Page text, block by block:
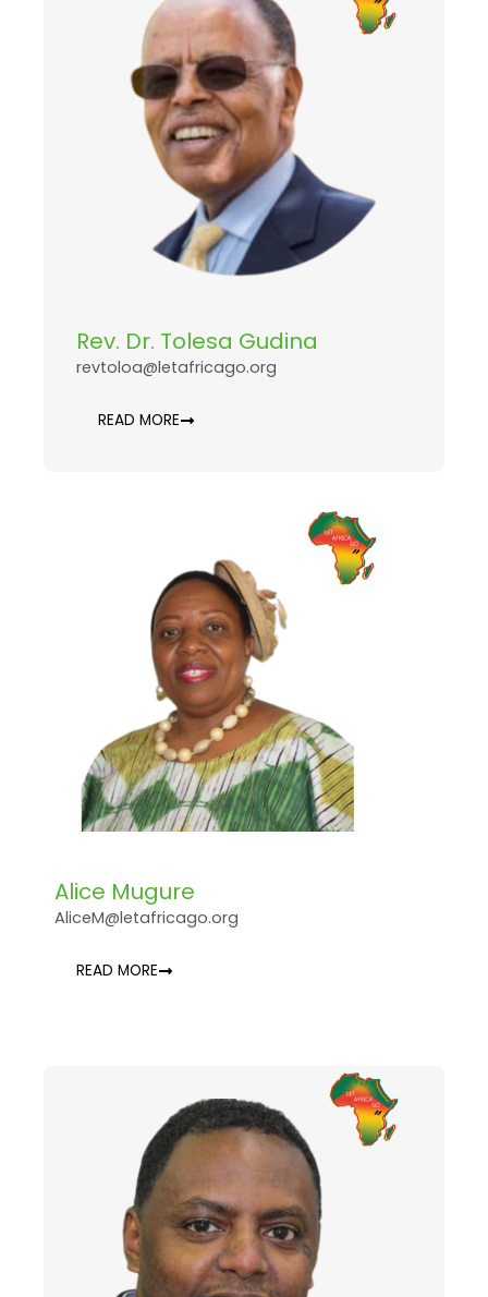
Rev. Dr. Tolesa Gudina
revtoloa@letafricago.org
READ MORE
Alice Mugure
AliceM@letafricago.org
READ MORE